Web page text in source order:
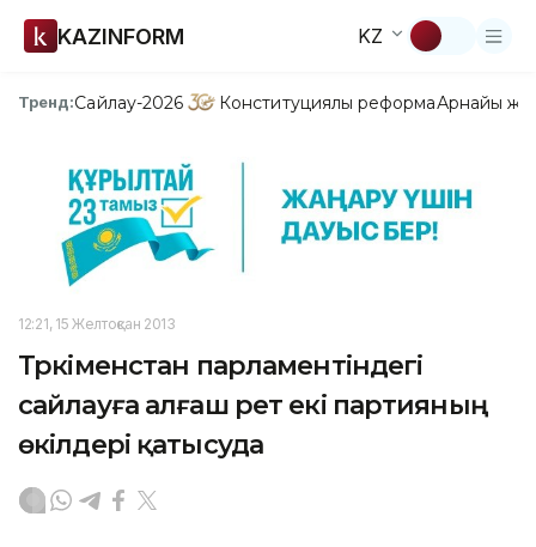
KAZINFORM KZ
Тренд:Сайлау-2026 Конституциялық реформаАрнайы
12:21, 15 Желтоқсан 2013
Түркіменстан парламентіндегі
сайлауға алғаш рет екі партияның
өкілдері қатысуда